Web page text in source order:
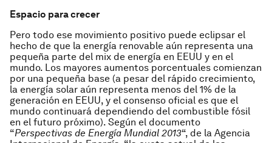
Espacio para crecer
Pero todo ese movimiento positivo puede eclipsar el
hecho de que la energía renovable aún representa una
pequeña parte del mix de energía en EEUU y en el
mundo. Los mayores aumentos porcentuales comienzan
por una pequeña base (a pesar del rápido crecimiento,
la energía solar aún representa menos del 1% de la
generación en EEUU, y el consenso oficial es que el
mundo continuará dependiendo del combustible fósil
en el futuro próximo). Según el documento
“Perspectivas de Energía Mundial 2013“, de la Agencia